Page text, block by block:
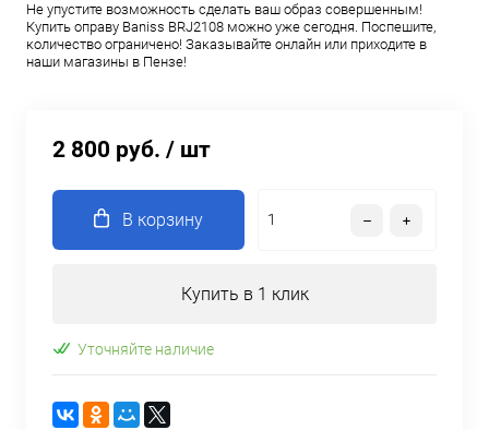
Не упустите возможность сделать ваш образ совершенным!
Купить оправу Baniss BRJ2108 можно уже сегодня. Поспешите,
количество ограничено! Заказывайте онлайн или приходите в
наши магазины в Пензе!
2 800 руб. / шт
В корзину
Купить в 1 клик
Уточняйте наличие